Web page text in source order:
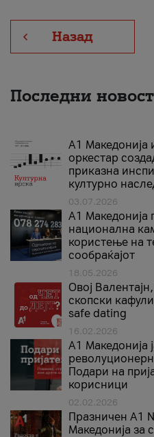
Назад
Последни
А1 Македонија
оркестар
приказна
културно
03.07.2026
A1 Македонија
национална
користење на
сообраќајот
18.05.2026
Овој
скопски
safe dating
16.02.2026
А1 Македонија
Подари на
корисници
02.02.2026
Празничен A1
Македонија за